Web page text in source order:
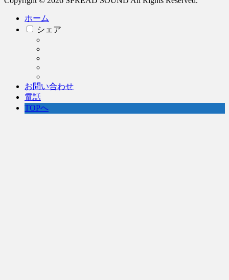
ホーム
シェア
お問い合わせ
電話
TOPへ